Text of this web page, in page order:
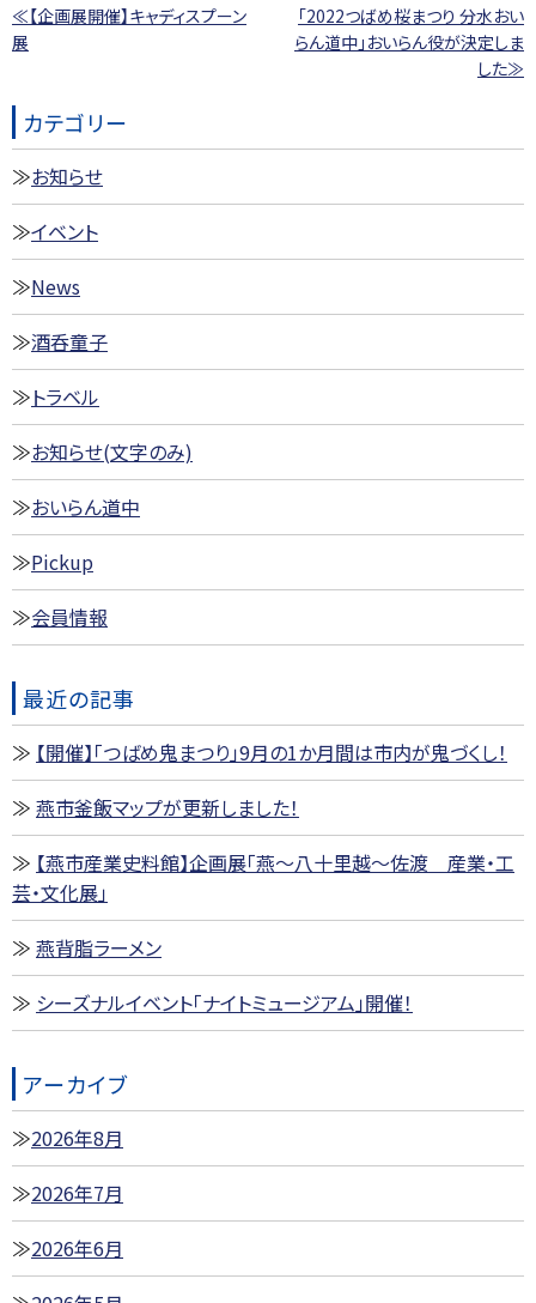
≪【企画展開催】キャディスプーン
展
「2022つばめ桜まつり 分水おい
らん道中」おいらん役が決定しま
した≫
カテゴリー
お知らせ
イベント
News
酒呑童子
トラベル
お知らせ(文字のみ)
おいらん道中
Pickup
会員情報
最近の記事
【開催】「つばめ鬼まつり」9月の1か月間は市内が鬼づくし！
燕市釜飯マップが更新しました！
【燕市産業史料館】企画展「燕～八十里越～佐渡 産業・工
芸・文化展」
燕背脂ラーメン
シーズナルイベント「ナイトミュージアム」開催！
アーカイブ
2026年8月
2026年7月
2026年6月